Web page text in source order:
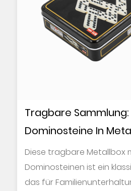
Tragbare
Dominosteine In
Diese tragbare Metallbox
Dominosteinen ist ein
das für